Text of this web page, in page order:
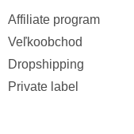
Affiliate program
Veľkoobchod
Dropshipping
Private label